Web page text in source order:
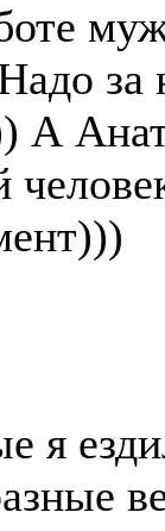
за
А
я